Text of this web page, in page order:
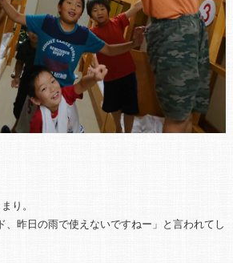
り。
、昨日の雨で使えないですねー」と言われてし